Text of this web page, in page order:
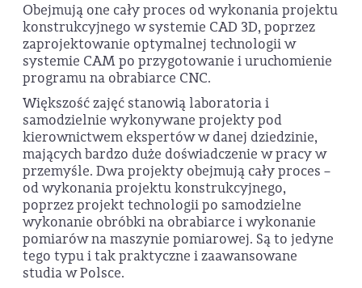
Obejmują one cały proces od wykonania projektu
konstrukcyjnego w systemie CAD 3D, poprzez
zaprojektowanie optymalnej technologii w
systemie CAM po przygotowanie i uruchomienie
programu na obrabiarce CNC.
Większość zajęć stanowią laboratoria i
samodzielnie wykonywane projekty pod
kierownictwem ekspertów w danej dziedzinie,
mających bardzo duże doświadczenie w pracy w
przemyśle. Dwa projekty obejmują cały proces –
od wykonania projektu konstrukcyjnego,
poprzez projekt technologii po samodzielne
wykonanie obróbki na obrabiarce i wykonanie
pomiarów na maszynie pomiarowej. Są to jedyne
tego typu i tak praktyczne i zaawansowane
studia w Polsce.